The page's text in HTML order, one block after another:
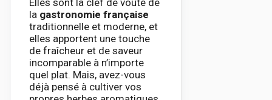
Elles sont la clef de voute de
la gastronomie française
traditionnelle et moderne, et
elles apportent une touche
de fraîcheur et de saveur
incomparable à n’importe
quel plat. Mais, avez-vous
déjà pensé à cultiver vos